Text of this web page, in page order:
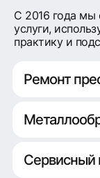
С 2016 года мы
услуги,
практику и
Ремонт
Сервисный